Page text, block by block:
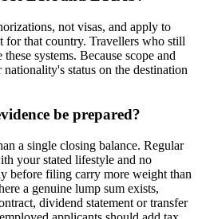
not visas, and apply to
for that country. Travellers who still
systems. Because scope and
status on the destination
be prepared?
a single closing balance. Regular
your stated lifestyle and no
before filing carry more weight than
a genuine lump sum exists,
dividend statement or transfer